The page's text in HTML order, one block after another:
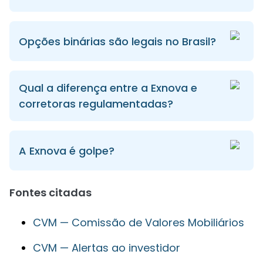
Opções binárias são legais no Brasil?
Qual a diferença entre a Exnova e
corretoras regulamentadas?
A Exnova é golpe?
Fontes citadas
CVM — Comissão de Valores Mobiliários
CVM — Alertas ao investidor